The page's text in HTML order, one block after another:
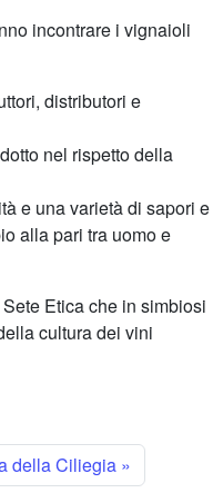
incontrare i vignaioli
distributori e
nel rispetto della
e una varietà di sapori e
alla pari tra uomo e
Etica che in simbiosi
cultura dei vini
della Ciliegia